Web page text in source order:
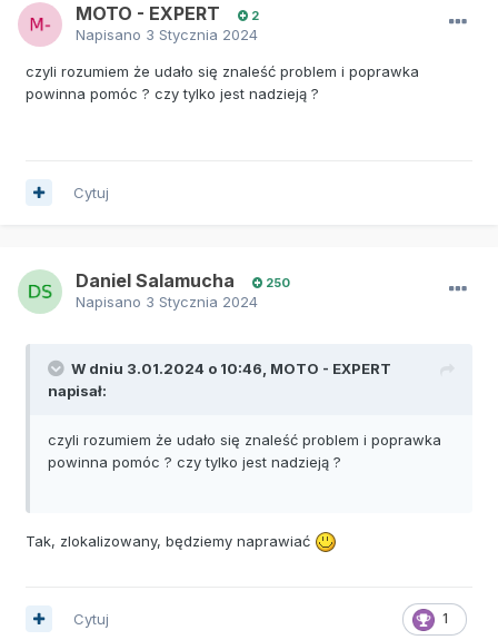
MOTO - EXPERT 2
Napisano 3 Stycznia 2024
czyli rozumiem że udało się znaleść problem i poprawka
powinna pomóc ? czy tylko jest nadzieją ?
Cytuj
Daniel Salamucha 250
Napisano 3 Stycznia 2024
W dniu 3.01.2024 o 10:46, MOTO - EXPERT
napisał:
czyli rozumiem że udało się znaleść problem i poprawka
powinna pomóc ? czy tylko jest nadzieją ?
Tak, zlokalizowany, będziemy naprawiać
1
Cytuj